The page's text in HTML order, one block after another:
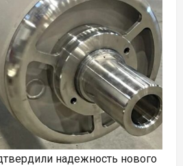
надежность нового